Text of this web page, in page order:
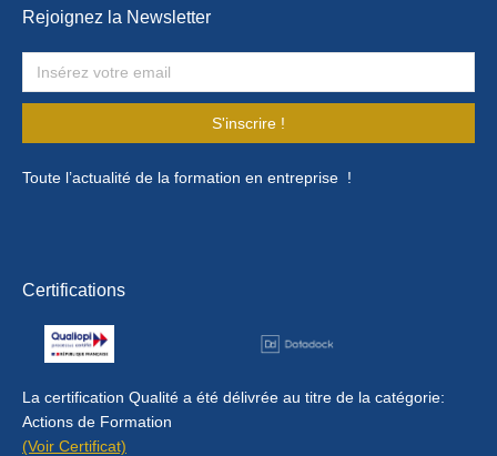
Rejoignez la Newsletter
S'inscrire !
Toute l’actualité de la formation en entreprise !
Certifications
La certification Qualité a été délivrée au titre de la catégorie:
Actions de Formation
(Voir Certificat)